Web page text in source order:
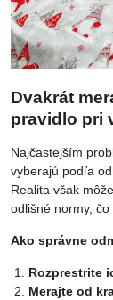
Dvakrát
pravidlo pri
Najčastejším
vyberajú podľa
Realita však
odlišné normy,
Ako správne
Rozprestrite
Merajte od